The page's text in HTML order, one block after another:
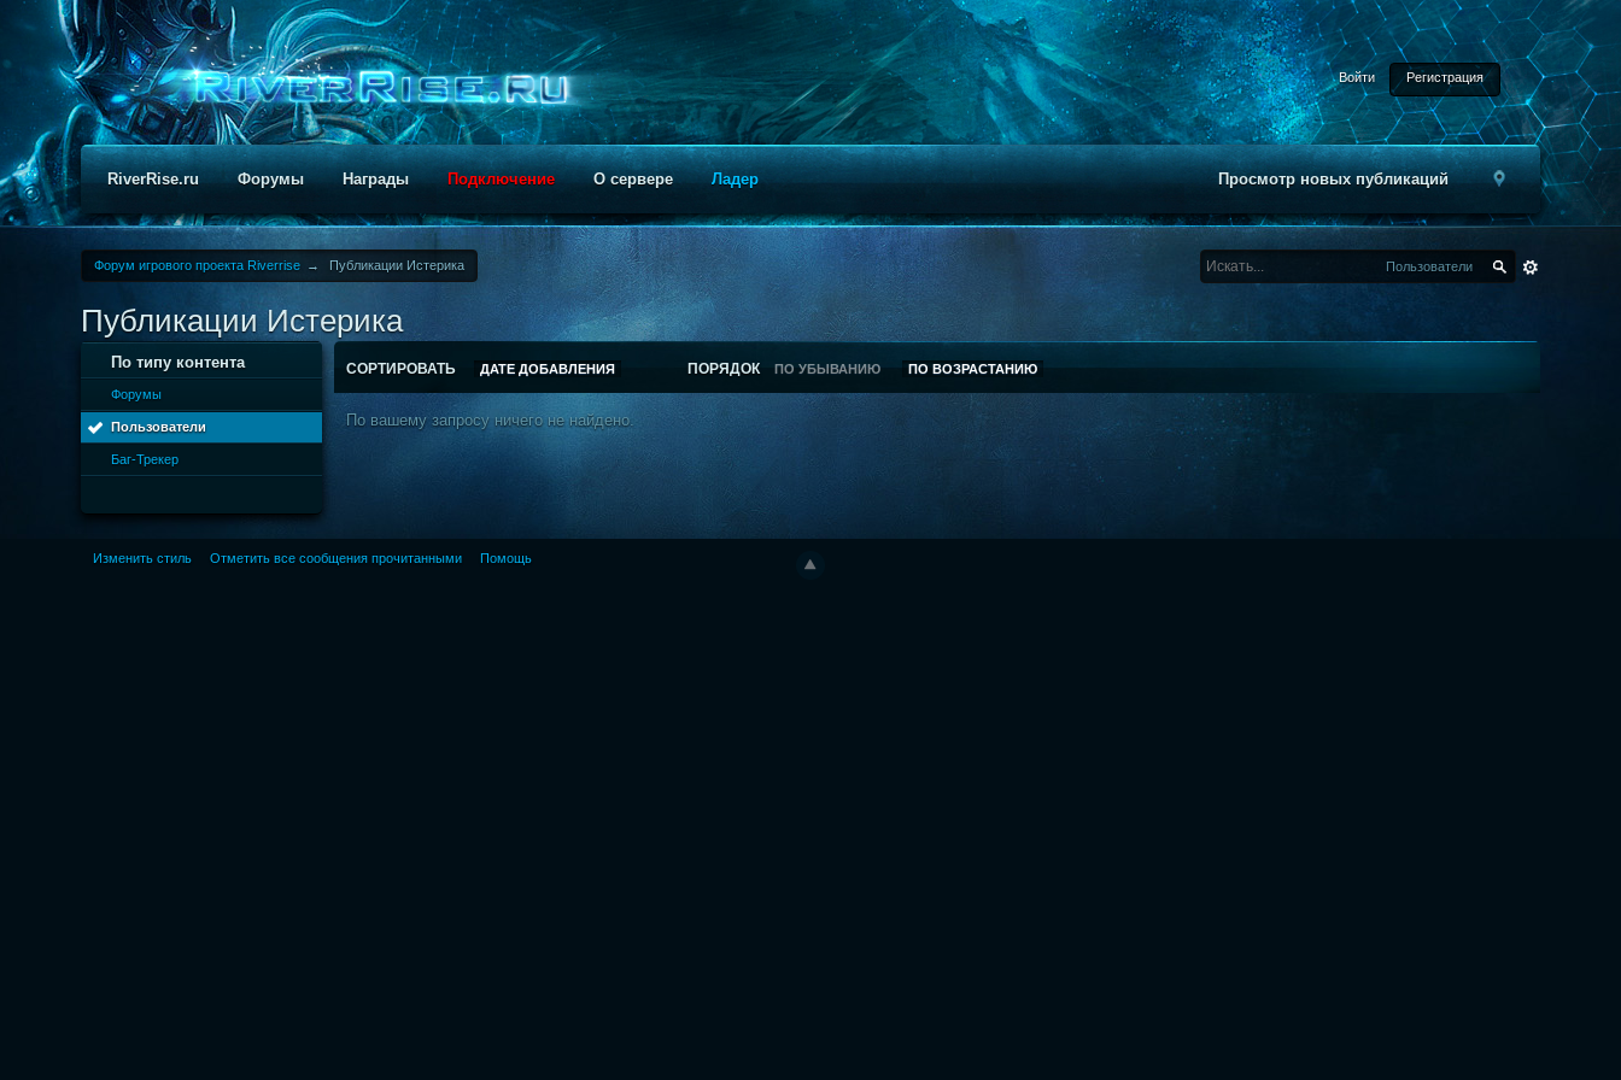
Войти Регистрация
Просмотр новых публикаций
RiverRise.ru Форумы Награды Подключение О сервере Ладер
Форум игрового проекта Riverrise → Публикации Истерика Пользователи
Публикации Истерика
По типу контента
Форумы
Пользователи
Баг-Трекер
СОРТИРОВАТЬ ДАТЕ ДОБАВЛЕНИЯ ПОРЯДОК ПО УБЫВАНИЮ ПО ВОЗРАСТАНИЮ
По вашему запросу ничего не найдено.
Изменить стиль Отметить все сообщения прочитанными Помощь